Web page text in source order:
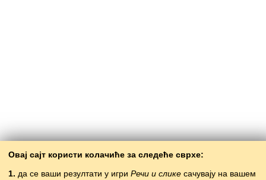
Овај сајт користи колачиће за следеће сврхе:
1. да се ваши резултати у игри Речи и слике сачувају на вашем